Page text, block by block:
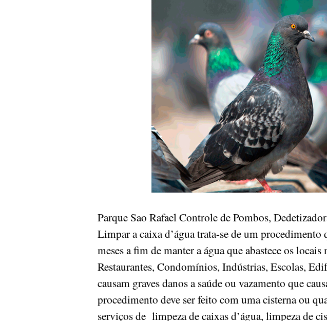
Parque Sao Rafael Controle de Pombos,
Limpar a caixa d’água trata-se de um procedimento
meses a fim de manter a água que abastece os
Restaurantes, Condomínios, Indústrias, Escolas,
causam graves danos a saúde ou vazamento que
procedimento deve ser feito com uma cisterna ou
serviços de limpeza de caixas d’água, limpeza de